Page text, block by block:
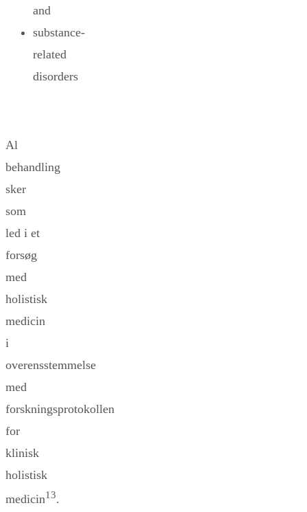
and
substance-
related
disorders
Al
behandling
sker
som
led i et
forsøg
med
holistisk
medicin
i
overensstemmelse
med
forskningsprotokollen
for
klinisk
holistisk
medicin13.